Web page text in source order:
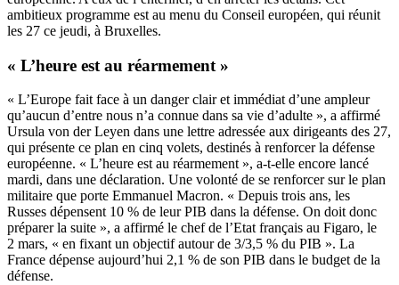
ambitieux programme est au menu du Conseil européen, qui réunit
les 27 ce jeudi, à Bruxelles.
« L’heure est au réarmement »
« L’Europe fait face à un danger clair et immédiat d’une ampleur
qu’aucun d’entre nous n’a connue dans sa vie d’adulte », a affirmé
Ursula von der Leyen dans une lettre adressée aux dirigeants des 27,
qui présente ce plan en cinq volets, destinés à renforcer la défense
européenne. « L’heure est au réarmement », a-t-elle encore lancé
mardi, dans une déclaration. Une volonté de se renforcer sur le plan
militaire que porte Emmanuel Macron. « Depuis trois ans, les
Russes dépensent 10 % de leur PIB dans la défense. On doit donc
préparer la suite », a affirmé le chef de l’Etat français au Figaro, le
2 mars, « en fixant un objectif autour de 3/3,5 % du PIB ». La
France dépense aujourd’hui 2,1 % de son PIB dans le budget de la
défense.